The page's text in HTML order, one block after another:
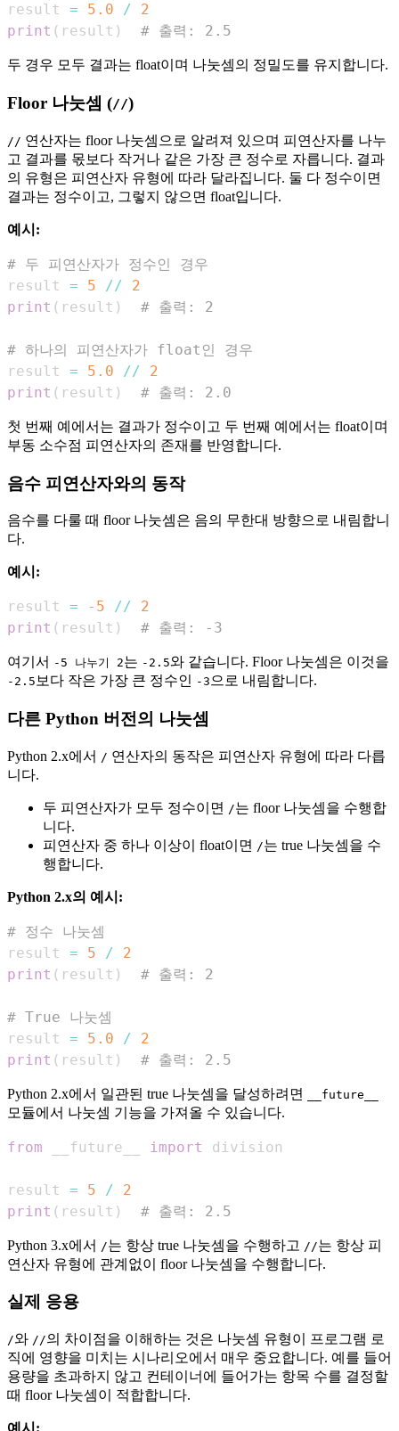
result = 5.0 /
2
print ( result ) # 출력: 2.5
두 경우 모두 결과는 float이며 나눗셈의 정밀도를 유지합니다.
Floor 나눗셈 (//)
// 연산자는 floor 나눗셈으로 알려져 있으며 피연산자를 나누
고 결과를 몫보다 작거나 같은 가장 큰 정수로 자릅니다. 결과
의 유형은 피연산자 유형에 따라 달라집니다. 둘 다 정수이면
결과는 정수이고, 그렇지 않으면 float입니다.
예시:
# 두 피연산자가 정수인 경우
result = 5 //
2
print ( result ) # 출력: 2
# 하나의 피연산자가 float인 경우
result = 5.0 //
2
print ( result ) # 출력: 2.0
첫 번째 예에서는 결과가 정수이고 두 번째 예에서는 float이며
부동 소수점 피연산자의 존재를 반영합니다.
음수 피연산자와의 동작
음수를 다룰 때 floor 나눗셈은 음의 무한대 방향으로 내림합니
다.
예시:
result = - 5 //
2
print ( result ) # 출력: -3
여기서 -5 나누기 2는 -2.5와 같습니다. Floor 나눗셈은 이것을
-2.5 보다 작은 가장 큰 정수인 -3 으로 내림합니다.
다른 Python 버전의 나눗셈
Python 2.x에서 / 연산자의 동작은 피연산자 유형에 따라 다릅
니다.
두 피연산자가 모두 정수이면 /는 floor 나눗셈을 수행합
니다.
피연산자 중 하나 이상이 float이면 /는 true 나눗셈을 수
행합니다.
Python 2.x의 예시:
# 정수 나눗셈
result = 5 /
2
print ( result ) # 출력: 2
# True 나눗셈
result = 5.0 /
2
print ( result ) # 출력: 2.5
Python 2.x에서 일관된 true 나눗셈을 달성하려면 __future__
모듈에서 나눗셈 기능을 가져올 수 있습니다.
from __future__ import
result = 5 /
2
print ( result ) # 출력: 2.5
Python 3.x에서 /는 항상 true 나눗셈을 수행하고 //는 항상 피
연산자 유형에 관계없이 floor 나눗셈을 수행합니다.
실제 응용
/와 //의 차이점을 이해하는 것은 나눗셈 유형이 프로그램 로
직에 영향을 미치는 시나리오에서 매우 중요합니다. 예를 들어
용량을 초과하지 않고 컨테이너에 들어가는 항목 수를 결정할
때 floor 나눗셈이 적합합니다.